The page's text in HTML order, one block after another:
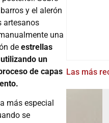
y el alerón
artesanos
una
de estrellas
un
de capas
más especial
se
Las más